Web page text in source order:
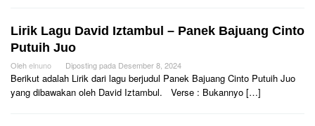
Lirik Lagu David Iztambul – Panek Bajuang Cinto
Putuih Juo
Olehelnuno Diposting pada Desember 8, 2024
Berikut adalah Lirik dari lagu berjudul Panek Bajuang Cinto Putuih Juo
yang dibawakan oleh David Iztambul. Verse : Bukannyo […]